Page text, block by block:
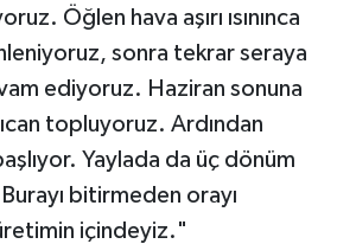
Öğlen hava aşırı ısınınca
sonra tekrar seraya
ediyoruz. Haziran sonuna
topluyoruz. Ardından
Yaylada da üç dönüm
bitirmeden orayı
içindeyiz."